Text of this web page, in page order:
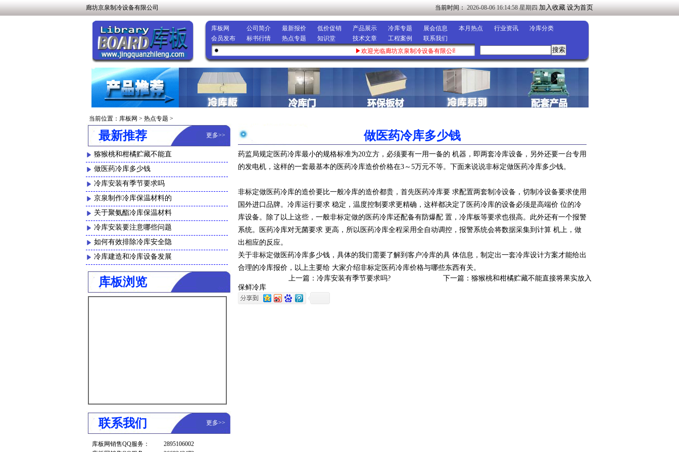
廊坊京泉制冷设备有限公司 当前时间：2026-08-06 16:14:59 星期四 加入收藏 设为首页
库板网 公司简介 最新报价 低价促销 产品展示 冷库专题 展会信息 本月热点 行业资讯
冷库分类
会员发布
标书行情 热点专题 知识堂 技术文章 工程案例
联系我们
▶欢迎光临廊坊京泉制冷设备有限公司◀
当前位置： 库板网 > 热点专题 >
最新推荐 更多>>
猕猴桃和柑橘贮藏不能直
做医药冷库多少钱
冷库安装有季节要求吗
京泉制作冷库保温材料的
关于聚氨酯冷库保温材料
冷库安装要注意哪些问题
如何有效排除冷库安全隐
冷库建造和冷库设备发展
库板浏览
联系我们 更多>>
库板网销售QQ服务：
2895106002
做医药冷库多少钱
药监局规定医药冷库最小的规格标准为20立方，必须要有一用一备的 机器，即两套冷库设备，另外还要一台专用
的发电机，这样的一套最基本的医药冷库造价价格在3～5万元不等。下面来说说非标定做医药冷库多少钱。
非标定做医药冷库的造价要比一般冷库的造价都贵，首先医药冷库要 求配置两套制冷设备，切制冷设备要求使用
国外进口品牌。冷库运行要求 稳定，温度控制要求更精确，这样都决定了医药冷库的设备必须是高端价 位的冷
库设备。除了以上这些，一般非标定做的医药冷库还配备有防爆配 置，冷库板等要求也很高。此外还有一个报警
系统。医药冷库对无菌要求 更高，所以医药冷库全程采用全自动调控，报警系统会将数据采集到计算 机上，做
出相应的反应。
关于非标定做医药冷库多少钱，具体的我们需要了解到客户冷库的具 体信息，制定出一套冷库设计方案才能给出
合理的冷库报价，以上主要给 大家介绍非标定医药冷库价格与哪些东西有关。
上一篇： 冷库安装有季节要求吗? 下一篇： 猕猴桃和柑橘贮藏不能直接将果实放入
保鲜冷库